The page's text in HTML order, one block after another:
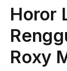
Horor
Roxy